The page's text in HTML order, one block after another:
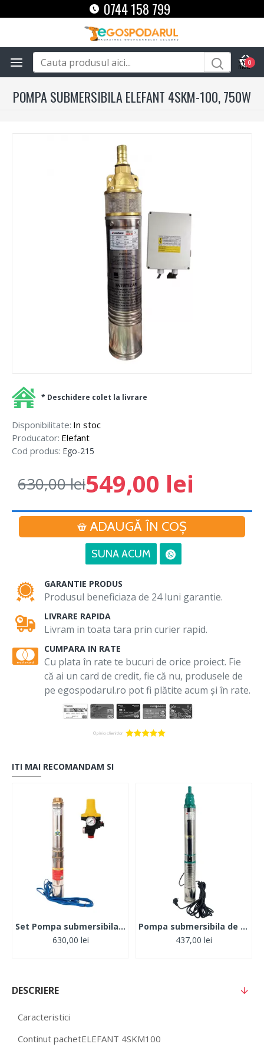
0744 158 799
0
POMPA SUBMERSIBILA ELEFANT 4SKM-100, 750W
Disponibilitate: In stoc
Producator: Elefant
Cod produs: Ego-215
549,00 lei
630,00 lei
ADAUGĂ ÎN COŞ
SUNA ACUM
* Deschidere colet la livrare
GARANTIE PRODUS
Produsul beneficiaza de 24 luni garantie.
LIVRARE RAPIDA
Livram in toata tara prin curier rapid.
CUMPARA IN RATE
Cu plata în rate te bucuri de orice proiect. Fie
că ai un card de credit, fie că nu, produsele de
pe egospodarul.ro pot fi plătite acum și în rate.
ITI MAI RECOMANDAM SI
Set Pompa submersibila 1.1kW, 120, 1tol, MFE 4STM4-8 + Presostat electronic automat
630,00 lei
Pompa submersibila de mare adancime, DDT, QJD120-1.5, 1500 W, Inox, 8 turbine
437,00 lei
DESCRIERE
Caracteristici
Continut pachetELEFANT 4SKM100